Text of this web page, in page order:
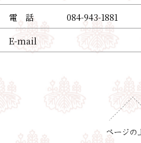
電 話
084-943-1881
E-mail